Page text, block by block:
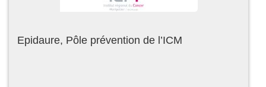
Epidaure, Pôle prévention de l’ICM